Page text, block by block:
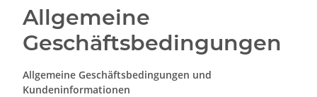
Allgemeine
Geschäftsbedingungen
Allgemeine Geschäftsbedingungen und
Kundeninformationen